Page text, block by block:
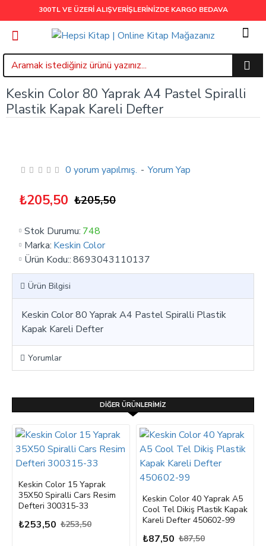
300TL VE ÜZERİ ALIŞVERİŞLERİNİZDE KARGO BEDAVA
Keskin Color 80 Yaprak A4 Pastel Spiralli
Plastik Kapak Kareli Defter
Stok Durumu: 748
Marka: Keskin Color
Ürün Kodu::8693043110137
0 yorum yapılmış. - Yorum Yap
₺205,50 ₺205,50
Ürün Bilgisi
Keskin Color 80 Yaprak A4 Pastel Spiralli Plastik
Kapak Kareli Defter
Yorumlar
DIĞER ÜRÜNLERIMIZ
Keskin Color 15 Yaprak
35X50 Spiralli Cars Resim
Defteri 300315-33
₺253,50 ₺253,50
Keskin Color 40 Yaprak A5
Cool Tel Dikiş Plastik Kapak
Kareli Defter 450602-99
₺87,50 ₺87,50